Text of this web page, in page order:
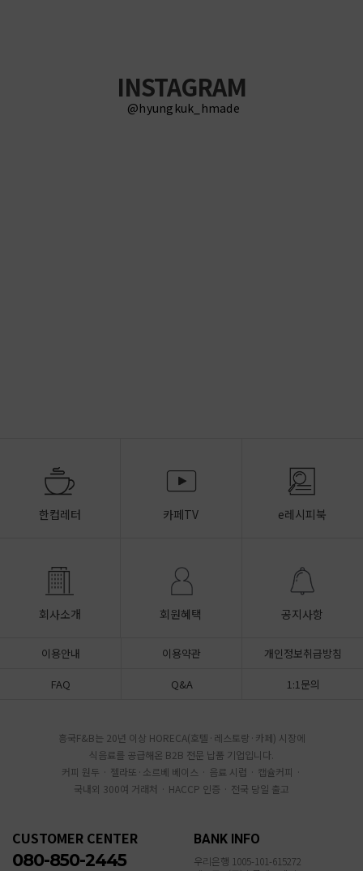
INSTAGRAM
@hyungkuk_hmade
한컵레터 카페TV e레시피북
회사소개 회원혜택 공지사항
이용안내 이용약관
개인정보취급방침
FAQ
Q&A 1:1문의
흥국F&B는 20년 이상 HORECA(호텔·레스토랑·카페) 시장에
식음료를 공급해온 B2B 전문 납품 기업입니다.
커피 원두 · 젤라또·소르베 베이스 · 음료 시럽 · 캡슐커피 ·
국내외 300여 거래처 · HACCP 인증 · 전국 당일 출고
CUSTOMER CENTER
080-850-2445
BANK INFO
우리은행 1005-101-615272